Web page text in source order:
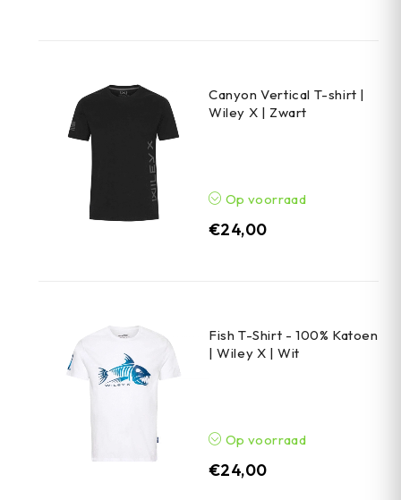
Canyon Vertical T-shirt |
Wiley X | Zwart
Op voorraad
€24,00
Fish T-Shirt - 100% Katoen
| Wiley X | Wit
Op voorraad
€24,00